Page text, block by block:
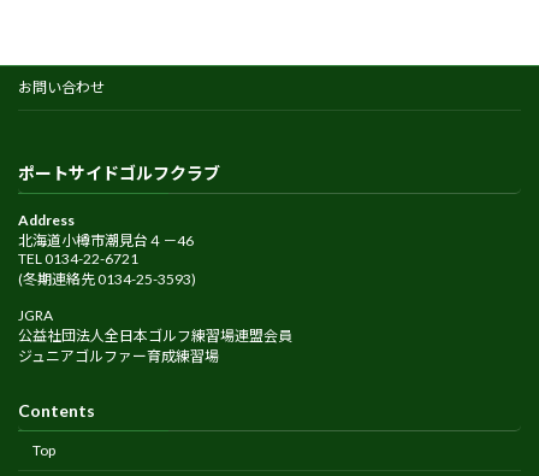
お問い合わせ
ポートサイドゴルフクラブ
Address
北海道小樽市潮見台４－46
TEL 0134-22-6721
(冬期連絡先 0134-25-3593)
JGRA
公益社団法人全日本ゴルフ練習場連盟会員
ジュニアゴルファー育成練習場
Contents
Top